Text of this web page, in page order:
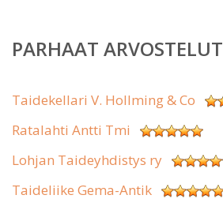
PARHAAT ARVOSTELUT
Taidekellari V. Hollming & Co
Ratalahti Antti Tmi
Lohjan Taideyhdistys ry
Taideliike Gema-Antik